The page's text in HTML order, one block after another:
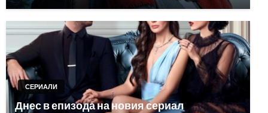
СЕРИАЛИ
Днес в епизода на новия сериал